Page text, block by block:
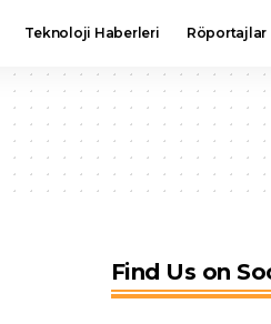
Teknoloji Haberleri Röportajlar
Find Us on